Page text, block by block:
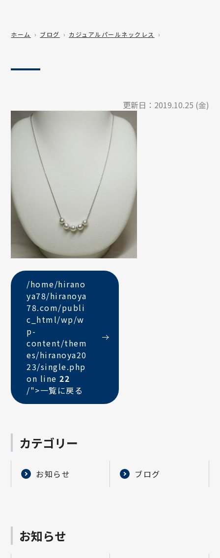
ホーム ブログ カジュアルパールネックレス
更新日： 2019.10.25 (金)
/home/hirano
ya78/hiranoya
78.com/publi
c_html/wp/w
p-
content/them
es/hiranoya20
23/single.php
on line22
/">一覧に戻る
カテゴリー
お知らせ ブログ
お知らせ